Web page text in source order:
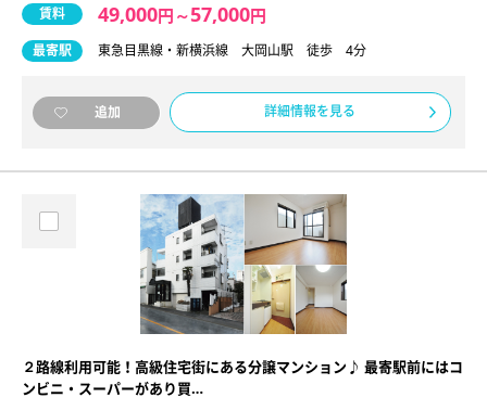
賃料 49,000円 ～57,000円
最寄駅 東急目黒線・新横浜線 大岡山駅 徒歩 4分
追加 詳細情報を見る
２路線利用可能！高級住宅街にある分譲マンション♪ 最寄駅前にはコ
ンビニ・スーパーがあり買…